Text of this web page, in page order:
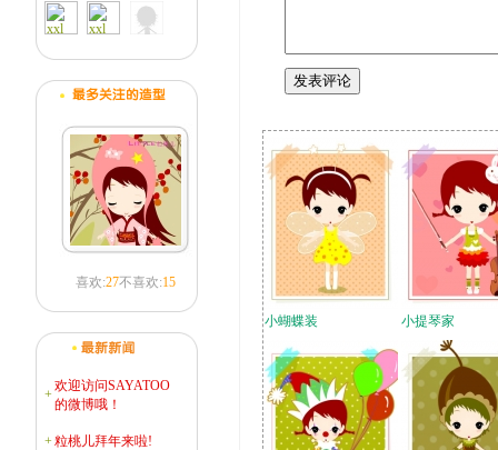
喜欢:27不喜欢:15
+
欢迎访问SAYATOO
的微博哦！
+粒桃儿拜年来啦!
小蝴蝶装 小提琴家